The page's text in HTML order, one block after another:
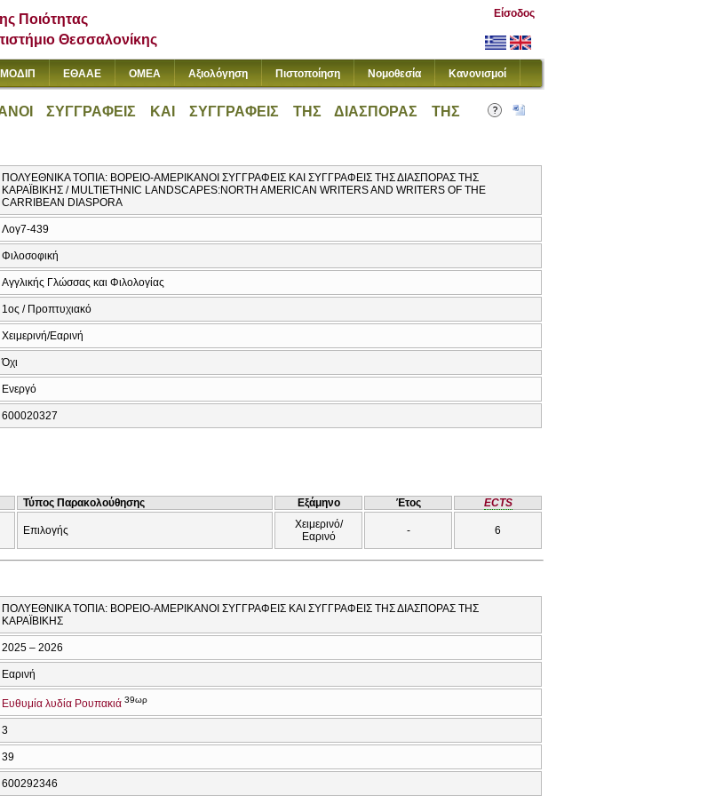
Ποιότητας
Θεσσαλονίκης
Είσοδος
ΜΟΔΙΠ ΕΘΑΑΕ ΟΜΕΑ Αξιολόγηση Πιστοποίηση Νομοθεσία Κανονισμοί
ΣΥΓΓΡΑΦΕΙΣ ΚΑΙ ΣΥΓΓΡΑΦΕΙΣ ΤΗΣ ΔΙΑΣΠΟΡΑΣ ΤΗΣ
ΠΟΛΥΕΘΝΙΚΑ ΤΟΠΙΑ: ΒΟΡΕΙΟ-ΑΜΕΡΙΚΑΝΟΙ ΣΥΓΓΡΑΦΕΙΣ ΚΑΙ ΣΥΓΓΡΑΦΕΙΣ ΤΗΣ ΔΙΑΣΠΟΡΑΣ ΤΗΣ
ΚΑΡΑΪΒΙΚΗΣ / MULTIETHNIC LANDSCAPES:NORTH AMERICAN WRITERS AND WRITERS OF THE
CARRIBEAN DIASPORA
Λογ7-439
Φιλοσοφική
Αγγλικής Γλώσσας και Φιλολογίας
1ος / Προπτυχιακό
Χειμερινή/Εαρινή
Όχι
Ενεργό
600020327
Τύπος Παρακολούθησης Εξάμηνο Έτος ECTS
Επιλογής
Χειμερινό/
Εαρινό
- 6
ΠΟΛΥΕΘΝΙΚΑ ΤΟΠΙΑ: ΒΟΡΕΙΟ-ΑΜΕΡΙΚΑΝΟΙ ΣΥΓΓΡΑΦΕΙΣ ΚΑΙ ΣΥΓΓΡΑΦΕΙΣ ΤΗΣ ΔΙΑΣΠΟΡΑΣ ΤΗΣ
ΚΑΡΑΪΒΙΚΗΣ
2025 – 2026
Εαρινή
Ευθυμία λυδία Ρουπακιά 39ωρ
3
39
600292346